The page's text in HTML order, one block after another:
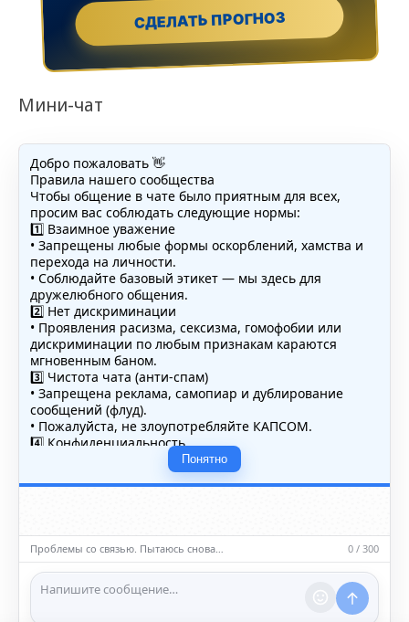
СДЕЛАТЬ ПРОГНОЗ
Мини-чат
Добро пожаловать 👋
Правила нашего сообщества
Чтобы общение в чате было приятным для всех,
просим вас соблюдать следующие нормы:
1️⃣ Взаимное уважение
• Запрещены любые формы оскорблений, хамства и
перехода на личности.
• Соблюдайте базовый этикет — мы здесь для
дружелюбного общения.
2️⃣ Нет дискриминации
• Проявления расизма, сексизма, гомофобии или
дискриминации по любым признакам караются
мгновенным баном.
3️⃣ Чистота чата (анти-спам)
• Запрещена реклама, самопиар и дублирование
сообщений (флуд).
• Пожалуйста, не злоупотребляйте КАПСОМ.
4️⃣ Конфиденциальность
• Не публикуйте личные данные — свои или чужие
(телефоны, адреса, документы).
5️⃣ Уместность контента
насилию.
ℹ️ Модераторы и администраторы вправе удалять
сообщения и ограничивать доступ к чату при
нарушении правил.
Понятно
Проблемы со связью. Пытаюсь снова… 0 / 300